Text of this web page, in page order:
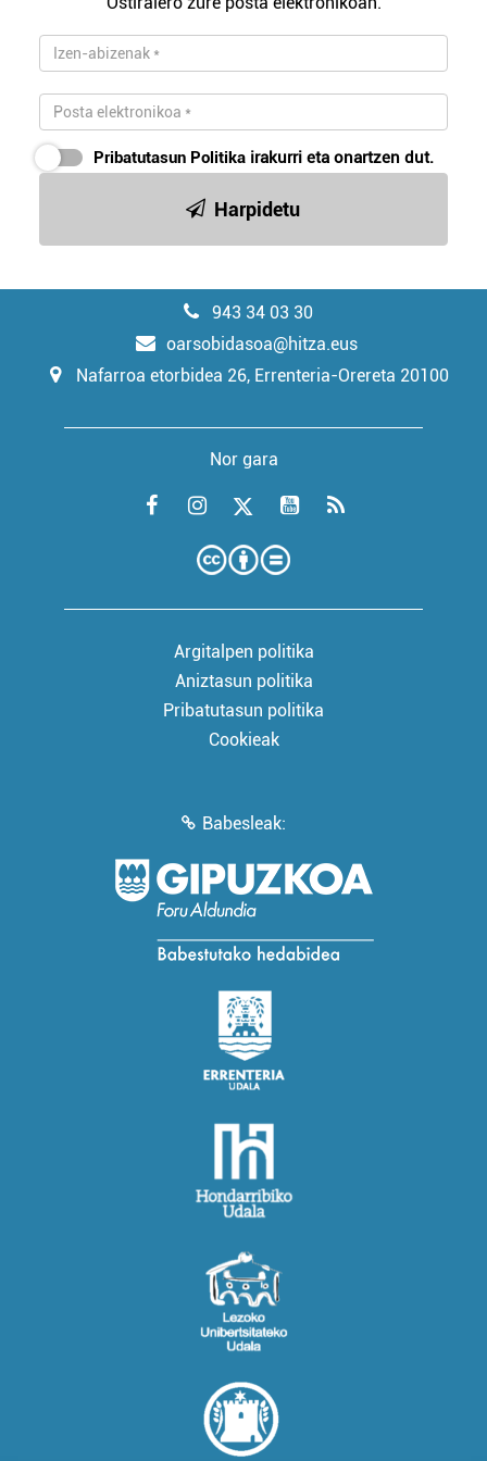
Pribatutasun Politika irakurri eta onartzen dut.
Harpidetu
943 34 03 30
oarsobidasoa@hitza.eus
Nafarroa etorbidea 26, Errenteria-Orereta 20100
Nor gara
Argitalpen politika
Aniztasun politika
Pribatutasun politika
Cookieak
Babesleak: